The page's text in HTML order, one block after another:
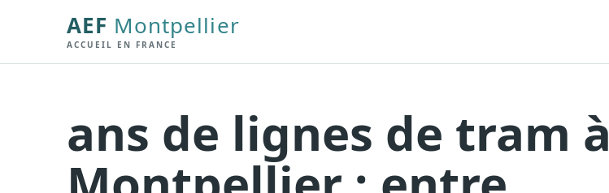
AEF Montpellier
ACCUEIL EN FRANCE
ans de lignes de tram à